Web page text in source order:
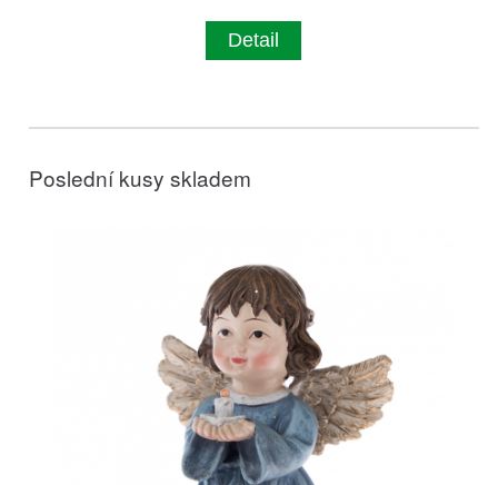
Detail
Poslední kusy skladem